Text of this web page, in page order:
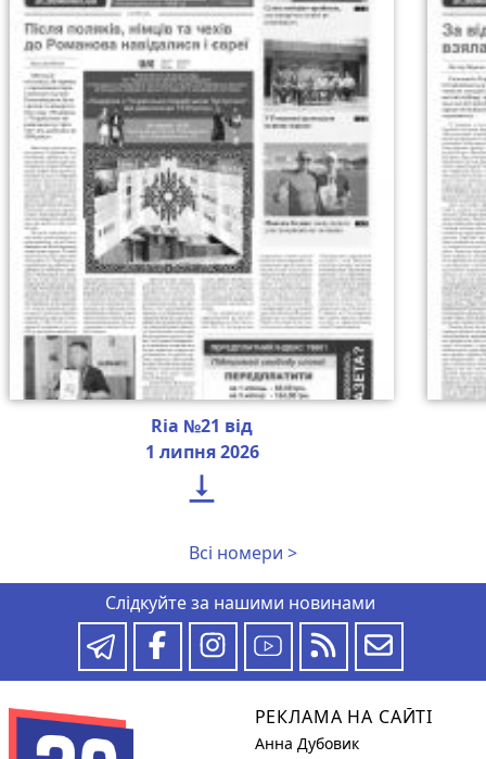
Ria №21 від
1 липня 2026

Всі номери >
Слідкуйте за нашими новинами
РЕКЛАМА НА САЙТІ
Анна Дубовик